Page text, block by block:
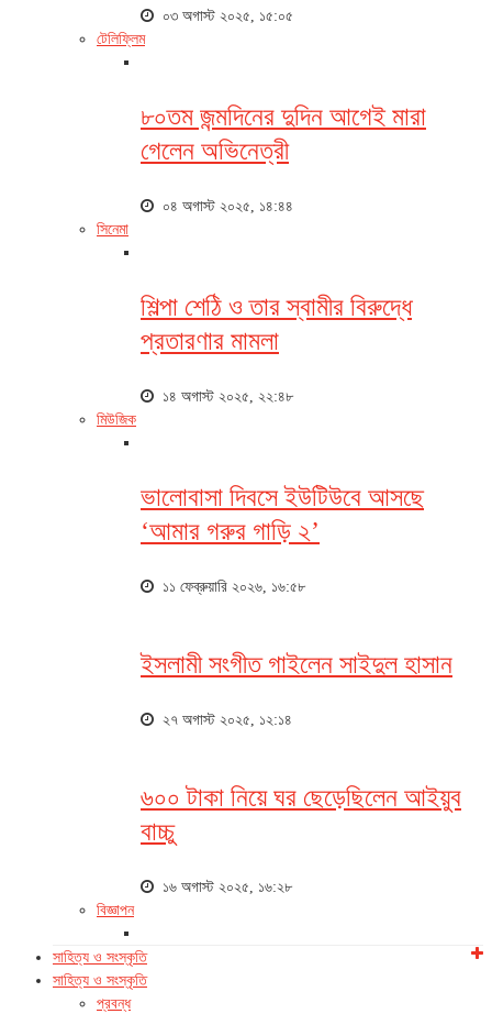
০৩ অগাস্ট ২০২৫, ১৫:০৫
টেলিফ্লিম
৮০তম জন্মদিনের দুদিন আগেই মারা
গেলেন অভিনেত্রী
০৪ অগাস্ট ২০২৫, ১৪:৪৪
সিনেমা
শিল্পা শেঠি ও তার স্বামীর বিরুদ্ধে
প্রতারণার মামলা
১৪ অগাস্ট ২০২৫, ২২:৪৮
মিউজিক
ভালোবাসা দিবসে ইউটিউবে আসছে
‘আমার গরুর গাড়ি ২’
১১ ফেব্রুয়ারি ২০২৬, ১৬:৫৮
ইসলামী সংগীত গাইলেন সাইদুল হাসান
২৭ অগাস্ট ২০২৫, ১২:১৪
৬০০ টাকা নিয়ে ঘর ছেড়েছিলেন আইয়ুব
বাচ্চু
১৬ অগাস্ট ২০২৫, ১৬:২৮
বিজ্ঞাপন
সাহিত্য ও সংস্কৃতি
সাহিত্য ও সংস্কৃতি
প্রবন্ধ